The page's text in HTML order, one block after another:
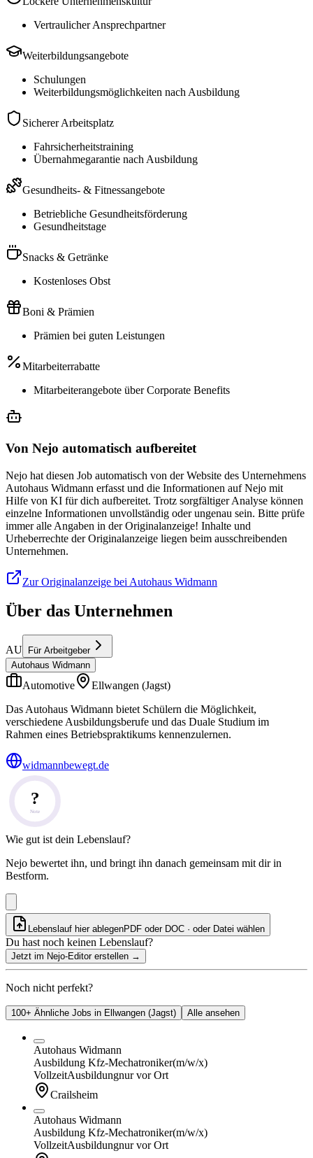
Vertraulicher Ansprechpartner
Weiterbildungsangebote
Schulungen
Weiterbildungsmöglichkeiten nach Ausbildung
Sicherer Arbeitsplatz
Fahrsicherheitstraining
Übernahmegarantie nach Ausbildung
Gesundheits- & Fitnessangebote
Betriebliche Gesundheitsförderung
Gesundheitstage
Snacks & Getränke
Kostenloses Obst
Boni & Prämien
Prämien bei guten Leistungen
Mitarbeiterrabatte
Mitarbeiterangebote über Corporate Benefits
Von Nejo automatisch aufbereitet
Nejo hat diesen Job automatisch von der Website des Unternehmens
Autohaus Widmann erfasst und die Informationen auf Nejo mit
Hilfe von KI für dich aufbereitet. Trotz sorgfältiger Analyse können
einzelne Informationen unvollständig oder ungenau sein. Bitte prüfe
immer alle Angaben in der Originalanzeige! Inhalte und
Urheberrechte der Originalanzeige liegen beim ausschreibenden
Unternehmen.
Zur Originalanzeige bei Autohaus Widmann
Über das Unternehmen
AU
Für Arbeitgeber
Autohaus Widmann
Automotive
Ellwangen (Jagst)
Das Autohaus Widmann bietet Schülern die Möglichkeit,
verschiedene Ausbildungsberufe und das Duale Studium im
Rahmen eines Betriebspraktikums kennenzulernen.
widmannbewegt.de
?
Note
Wie gut ist dein Lebenslauf?
Nejo bewertet ihn, und bringt ihn danach gemeinsam mit dir in
Bestform.
Lebenslauf hier ablegenPDF oder DOC · oder Datei wählen
Du hast noch keinen Lebenslauf?
Jetzt im Nejo-Editor erstellen →
Noch nicht perfekt?
100+ Ähnliche Jobs in Ellwangen (Jagst) Alle ansehen
Autohaus Widmann
Ausbildung Kfz-Mechatroniker(m/w/x)
VollzeitAusbildungnur vor Ort
Crailsheim
Autohaus Widmann
Ausbildung Kfz-Mechatroniker(m/w/x)
VollzeitAusbildungnur vor Ort